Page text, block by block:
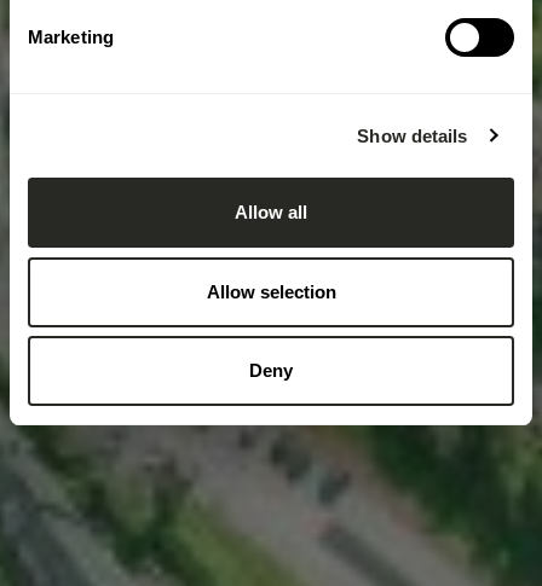
Marketing
Show details
Allow all
Allow selection
Deny